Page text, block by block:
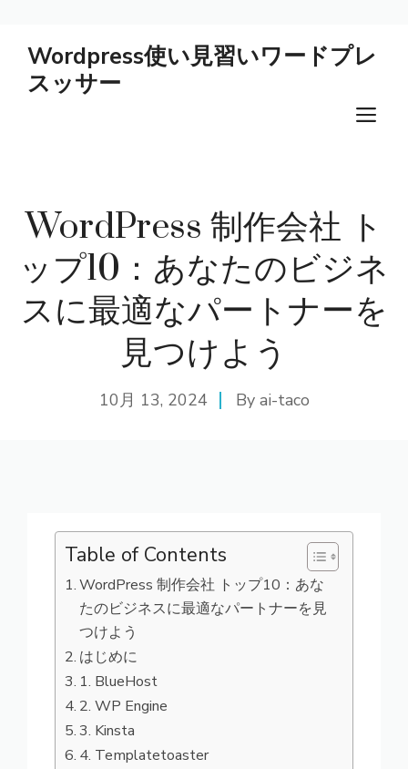
Wordpress使い見習いワードプレ
スッサー
メ
WordPress 制作会社 ト
ップ10：あなたのビジネ
スに最適なパートナーを
見つけよう
10月 13, 2024 By ai-taco
Table of Contents
WordPress 制作会社 トップ10：あな
たのビジネスに最適なパートナーを見
つけよう
はじめに
1. BlueHost
2. WP Engine
3. Kinsta
4. Templatetoaster